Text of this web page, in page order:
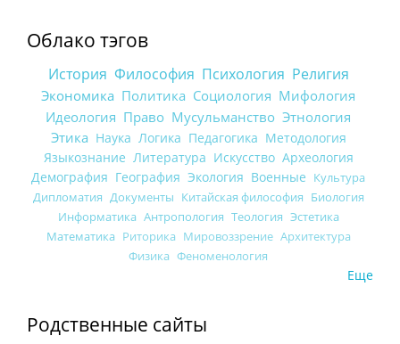
Облако тэгов
История Философия Психология Религия
Экономика Политика Социология Мифология
Идеология Право Мусульманство Этнология
Этика Наука Логика Педагогика Методология
Языкознание Литература Искусство Археология
Демография География Экология Военные Культура
Дипломатия Документы Китайская философия Биология
Информатика Антропология Теология Эстетика
Математика Риторика Мировоззрение Архитектура
Физика Феноменология
Еще
Родственные сайты